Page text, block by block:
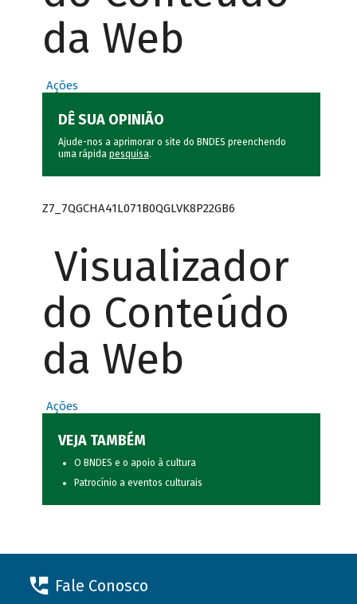
da Web
Ações
DÊ SUA OPINIÃO
Ajude-nos a aprimorar o site do BNDES preenchendo
uma rápida pesquisa.
Z7_7QGCHA41L071B0QGLVK8P22GB6
Visualizador
do Conteúdo
da Web
Ações
VEJA TAMBÉM
O BNDES e o apoio à cultura
Patrocínio a eventos culturais
Fale Conosco